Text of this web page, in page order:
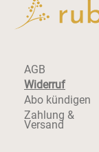
AGB
Widerruf
Abo kündigen
Zahlung &
Versand